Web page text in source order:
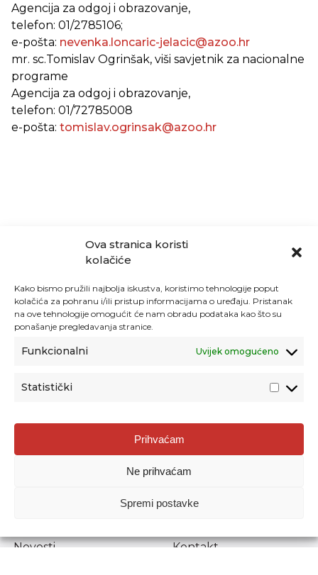
Ova stranica koristi
kolačiće
Kako bismo pružili najbolja iskustva, koristimo tehnologije poput
kolačića za pohranu i/ili pristup informacijama o uređaju. Pristanak
na ove tehnologije omogućit će nam obradu podataka kao što su
ponašanje pregledavanja stranice.
Funkcionalni Uvijek omogućeno
Statistički
Prihvaćam
Ne prihvaćam
Spremi postavke
Agencija za odgoj i obrazovanje,
telefon: 01/2785106;
e-pošta: nevenka.loncaric-jelacic@azoo.hr
mr. sc.Tomislav Ogrinšak, viši savjetnik za nacionalne
programe
Agencija za odgoj i obrazovanje,
telefon: 01/72785008
e-pošta: tomislav.ogrinsak@azoo.hr
Agencija za odgoj i obrazovanje
Donje Svetice 38, 10000 Zagreb
1778129
Prenošenje sadržaja dopušteno je uz navođenje izvora.
Novosti
Kontakt